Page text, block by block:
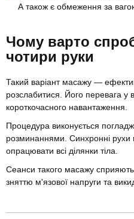
А також є обмеження за
Чому варто
чотири руки
Такий варіант масажу —
розслабитися. Його перевага у
короткочасного навантаження.
Процедура виконується
розминаннями. Синхронні рухи
опрацювати всі ділянки тіла.
Сеанси такого масажу сприяють
зняттю м'язової напруги та